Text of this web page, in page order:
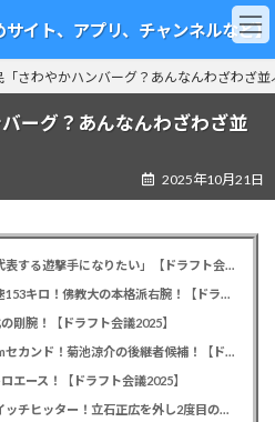
イト、アプリ、チャンネルなど】
「さわやかハンバーグ？あんなんわざわざ
ーグ？あんなんわざわざ並
2025年10月21日
カープドラ6西川篤夢！「日本を代表する遊撃手になりたい」【ドラフト会議2025】
カープドラ5赤木晴哉！191cm最速153キロ！佛教大の本格派右腕！【ドラフト会議2025】
剛腕！【ドラフト会議2025】
カープドラ3勝田成！近畿大163cmセカンド！菊池涼介の後継者候補！【ドラフト会議2025】
エース！【ドラフト会議2025】
カープドラ1平川蓮！187cmのスイッチヒッター！立石正広を外し2度目の重複も新井監督がクジを引き当てる！【ドラフト会議2025】